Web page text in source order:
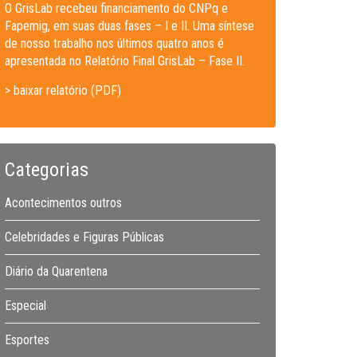
O GrisLab recebeu financiamento do CNPq e
Fapemig, em suas duas fases – I e II. Uma síntese
de nosso trabalho nos últimos quatro anos é
apresentada no Relatório Final GrisLab – Fase II.
> baixar relatório (PDF)
Categorias
Acontecimentos outros
Celebridades e Figuras Públicas
Diário da Quarentena
Especial
Esportes